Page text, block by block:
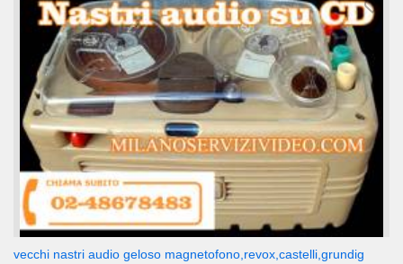
vecchi nastri audio geloso magnetofono,revox,castelli,grundig